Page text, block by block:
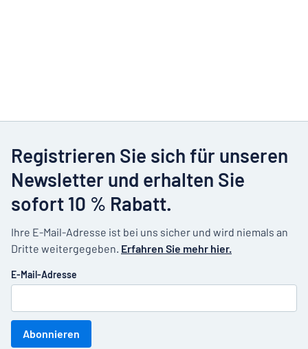
Registrieren Sie sich für unseren
Newsletter und erhalten Sie
sofort 10 % Rabatt.
Ihre E-Mail-Adresse ist bei uns sicher und wird niemals an
Dritte weitergegeben. Erfahren Sie mehr hier.
E-Mail-Adresse
Abonnieren